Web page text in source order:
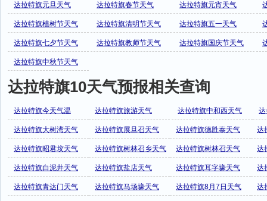
达拉特旗元旦天气 达拉特旗春节天气 达拉特旗元宵天气
达拉特旗植树节天气 达拉特旗清明节天气 达拉特旗五一天气
达拉特旗七夕节天气 达拉特旗教师节天气 达拉特旗国庆节天气
达拉特旗中秋节天气
达拉特旗10天气预报相关查询
达拉特旗今天气温 达拉特旗旅游天气 达拉特旗中和西天气
达拉特旗大树湾天气 达拉特旗展旦召天气 达拉特旗德胜泰天气 达
达拉特旗昭君坟天气 达拉特旗树林召乡天气 达拉特旗树林召天气 达
达拉特旗白泥井天气 达拉特旗盐店天气 达拉特旗耳字壕天气 达
达拉特旗青达门天气 达拉特旗马场壕天气 达拉特旗8月7日天气 达